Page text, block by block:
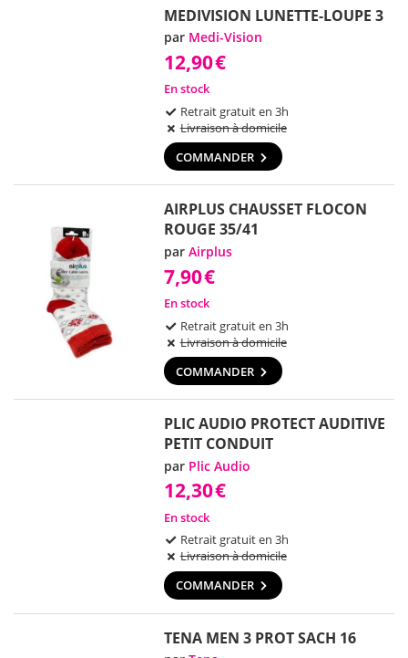
MEDIVISION LUNETTE-LOUPE 3
par Medi-Vision
12,90€
En stock
Retrait gratuit en 3h
Livraison à domicile
COMMANDER
AIRPLUS CHAUSSET FLOCON
ROUGE 35/41
parAirplus
7,90€
En stock
Retrait gratuit en 3h
Livraison à domicile
COMMANDER
PLIC AUDIO PROTECT AUDITIVE
PETIT CONDUIT
par Plic Audio
12,30€
En stock
Retrait gratuit en 3h
Livraison à domicile
COMMANDER
TENA MEN 3 PROT SACH 16